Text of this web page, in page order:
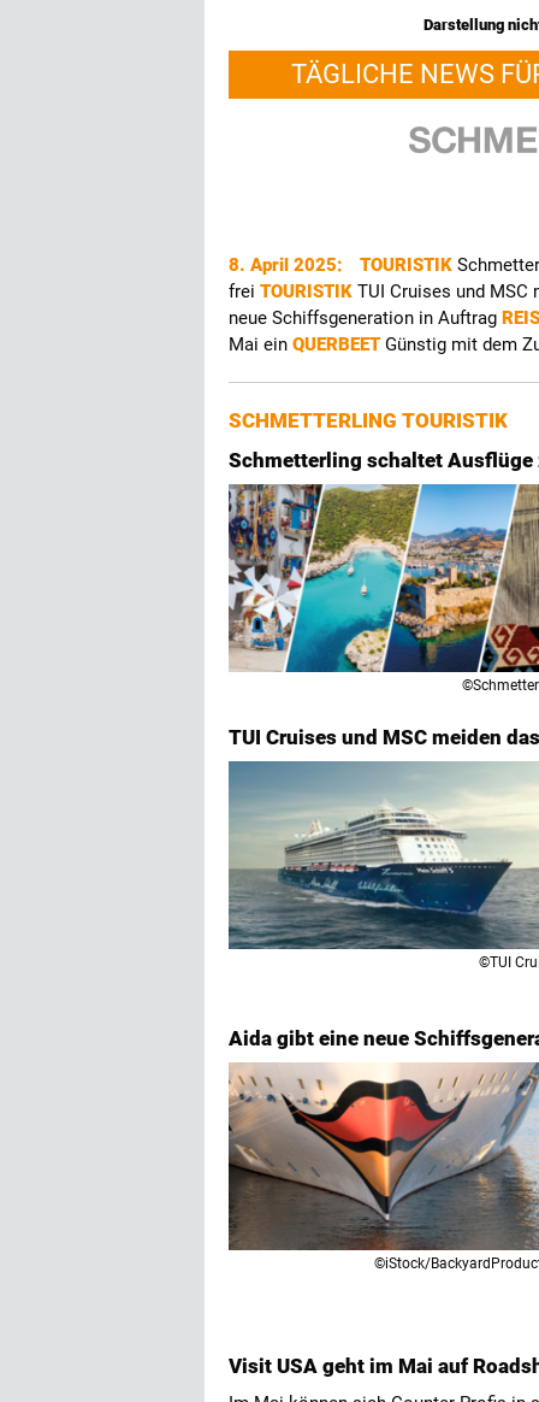
Darstellung
TÄGLICHE NEWS
8. April 2025: TOURISTIK
frei TOURISTIK TUI Cruises und
neue Schiffsgeneration in Auftrag
Mai ein QUERBEETGünstig mit dem
SCHMETTERLING TOURISTIK
Schmetterling schaltet
TUI Cruises und MSC meiden
©TUI
Aida gibt eine neue
©iStock/
Visit USA geht im Mai auf